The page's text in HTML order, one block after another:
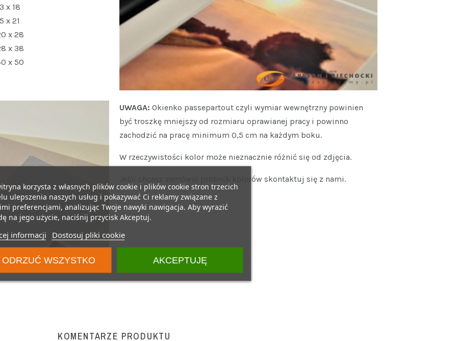
x 18
x 21
x 28
x 38
x 50
UWAGA: Okienko passepartout czyli wymiar wewnętrzny powinien
być troszkę mniejszy od rozmiaru oprawianej pracy i powinno
zachodzić na pracę minimum 0,5 cm na każdym boku.
W rzeczywistości kolor może nieznacznie różnić się od zdjęcia.
Jeśli chcesz zamówić próbnik kolorów skontaktuj się z nami.
KOMENTARZE PRODUKTU
korzysta z własnych plików cookie i plików cookie stron trzecich
ulepszenia naszych usług i pokazywać Ci reklamy związane z
preferencjami, analizując Twoje nawyki nawigacja. Aby wyrazić
na jego użycie, naciśnij przycisk Akceptuj.
informacji Dostosuj pliki cookie
ODRZUĆ WSZYSTKO AKCEPTUJĘ